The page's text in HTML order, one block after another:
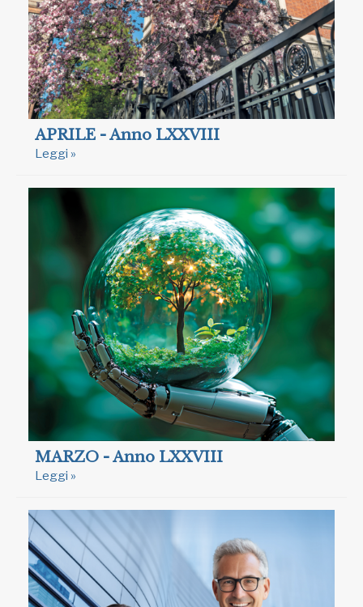
APRILE - Anno LXXVIII
Leggi »
MARZO - Anno LXXVIII
Leggi »